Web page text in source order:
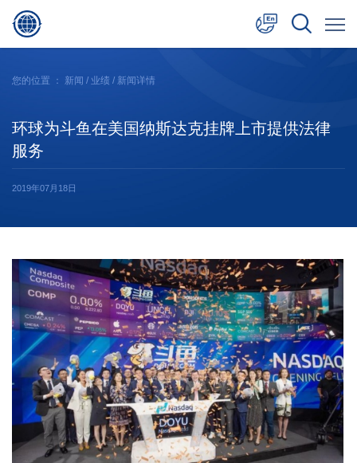
日本語
您的位置 ： 新闻 / 业绩 / 新闻详情
环球为斗鱼在美国纳斯达克挂牌上市提供法律
服务
2019年07月18日